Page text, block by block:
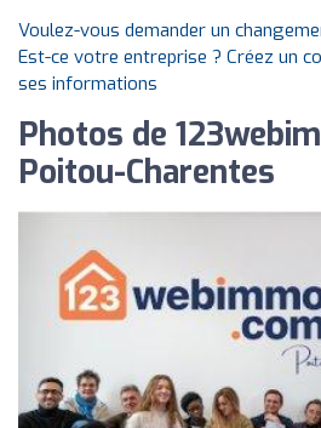
Voulez-vous demander un
Est-ce votre entreprise ? Créez un
ses informations
Photos de
Poitou-Charentes